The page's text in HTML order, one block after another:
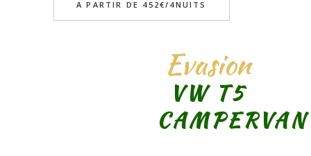
A PARTIR DE 452€/4NUITS
Evasion
VW T5
CAMPERVAN